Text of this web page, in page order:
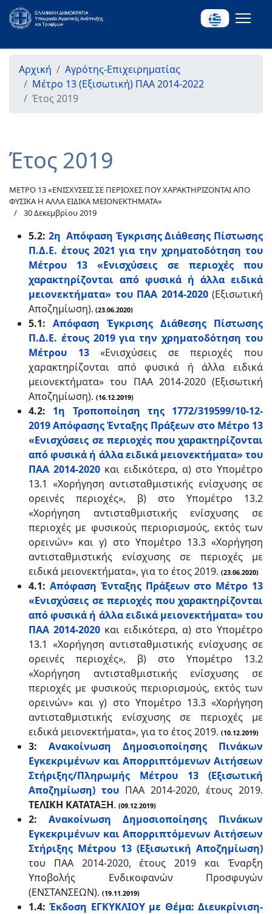
Αρχική
Αγρότης-Επιχειρηματίας
Μέτρο 13 (Εξισωτική) ΠΑΑ 2014-2022
Έτος 2019
Έτος 2019
ΜΕΤΡΟ 13 «ΕΝΙΣΧΥΣΕΙΣ ΣΕ ΠΕΡΙΟΧΕΣ ΠΟΥ ΧΑΡΑΚΤΗΡΙΖΟΝΤΑΙ ΑΠΟ
ΦΥΣΙΚΑ Η ΑΛΛΑ ΕΙΔΙΚΑ ΜΕΙΟΝΕΚΤΗΜΑΤΑ»
30 Δεκεμβρίου 2019
5.2: 2η Απόφαση Έγκρισης Διάθεσης Πίστωσης
Π.Δ.Ε. έτους 2021 για την χρηματοδότηση του
Μέτρου 13 «Ενισχύσεις σε περιοχές που
χαρακτηρίζονται από φυσικά ή άλλα ειδικά
μειονεκτήματα» του ΠΑΑ 2014-2020(Εξισωτική
Αποζημίωση). (23.06.2020)
5.1: Απόφαση Έγκρισης Διάθεσης Πίστωσης
Π.Δ.Ε. έτους 2019 για την χρηματοδότηση του
Μέτρου 13«Ενισχύσεις σε περιοχές που
χαρακτηρίζονται από φυσικά ή άλλα ειδικά
μειονεκτήματα» του ΠΑΑ 2014-2020 (Εξισωτική
Αποζημίωση). (16.12.2019)
4.2: 1η Τροποποίηση της 1772/319599/10-12-
2019 Απόφασης Ένταξης Πράξεων στο Μέτρο 13
«Ενισχύσεις σε περιοχές που χαρακτηρίζονται
από φυσικά ή άλλα ειδικά μειονεκτήματα» του
ΠΑΑ 2014-2020 και ειδικότερα, α) στο Υπομέτρο
13.1 «Χορήγηση αντισταθμιστικής ενίσχυσης σε
ορεινές περιοχές», β) στο Υπομέτρο 13.2
«Χορήγηση αντισταθμιστικής ενίσχυσης σε
περιοχές με φυσικούς περιορισμούς, εκτός των
ορεινών» και γ) στο Υπομέτρο 13.3 «Χορήγηση
αντισταθμιστικής ενίσχυσης σε περιοχές με
ειδικά μειονεκτήματα», για το έτος 2019. (23.06.2020)
4.1: Απόφαση Ένταξης Πράξεων στο Μέτρο 13
«Ενισχύσεις σε περιοχές που χαρακτηρίζονται
από φυσικά ή άλλα ειδικά μειονεκτήματα» του
ΠΑΑ 2014-2020 και ειδικότερα, α) στο Υπομέτρο
13.1 «Χορήγηση αντισταθμιστικής ενίσχυσης σε
ορεινές περιοχές», β) στο Υπομέτρο 13.2
«Χορήγηση αντισταθμιστικής ενίσχυσης σε
περιοχές με φυσικούς περιορισμούς, εκτός των
ορεινών» και γ) στο Υπομέτρο 13.3 «Χορήγηση
αντισταθμιστικής ενίσχυσης σε περιοχές με
ειδικά μειονεκτήματα», για το έτος 2019. (10.12.2019)
3: Ανακοίνωση Δημοσιοποίησης Πινάκων
Εγκεκριμένων και Απορριπτόμενων Αιτήσεων
Στήριξης/Πληρωμής Μέτρου 13 (Εξισωτική
Αποζημίωση) του ΠΑΑ 2014-2020, έτους 2019.
ΤΕΛΙΚΗ ΚΑΤΑΤΑΞΗ. (09.12.2019)
2:
Aνακοίνωση Δημοσιοποίησης Πινάκων
Εγκεκριμένων και Απορριπτόμενων Αιτήσεων
Στήριξης Μέτρου 13 (Εξισωτική Αποζημίωση)
του ΠΑΑ 2014-2020, έτους 2019 και Έναρξη
Υποβολής Ενδικοφανών Προσφυγών
(ΕΝΣΤΑΝΣΕΩΝ). (19.11.2019)
1.4:Έκδοση ΕΓΚΥΚΛΙΟΥ με Θέμα: Διευκρίνιση-